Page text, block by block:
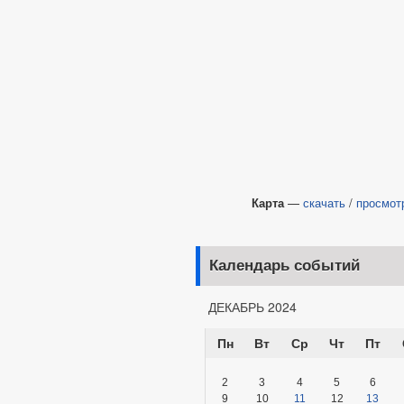
Карта — скачать /
Календарь событий
ДЕКАБРЬ 2024
Пн
Вт Ср Чт Пт
2
3 4 5 6
9
10 11 12 13